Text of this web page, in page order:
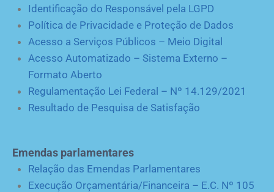
Identificação do Responsável pela LGPD
Política de Privacidade e Proteção de Dados
Acesso a Serviços Públicos – Meio Digital
Acesso Automatizado – Sistema Externo –
Formato Aberto
Regulamentação Lei Federal – Nº 14.129/2021
Resultado de Pesquisa de Satisfação
Emendas parlamentares
Relação das Emendas Parlamentares
Execução Orçamentária/Financeira – E.C. Nº 105